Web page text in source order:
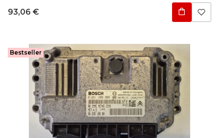
Preço
93,06 €
Bestseller